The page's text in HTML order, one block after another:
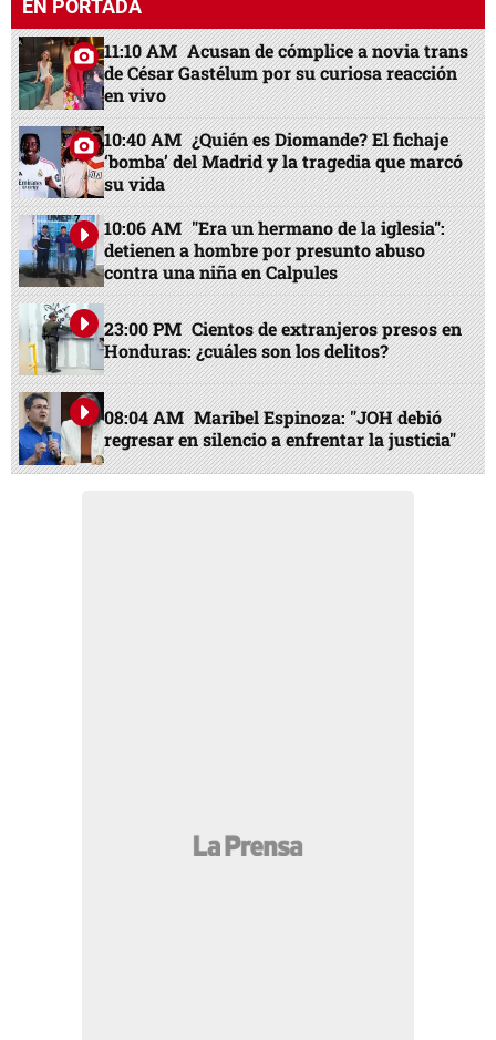
EN PORTADA
11:10 AM Acusan de cómplice a novia trans
de César Gastélum por su curiosa reacción
en vivo
10:40 AM ¿Quién es Diomande? El fichaje
‘bomba’ del Madrid y la tragedia que marcó
su vida
10:06 AM "Era un hermano de la iglesia":
detienen a hombre por presunto abuso
contra una niña en Calpules
23:00 PM Cientos de extranjeros presos en
Honduras: ¿cuáles son los delitos?
08:04 AM Maribel Espinoza: "JOH debió
regresar en silencio a enfrentar la justicia"